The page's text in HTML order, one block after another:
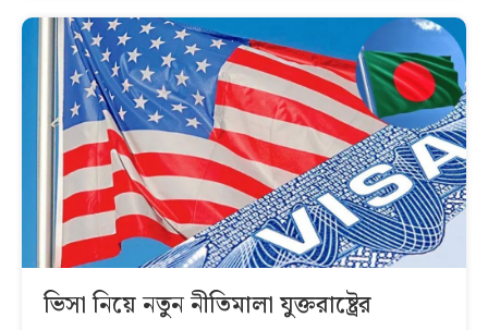
ভিসা নিয়ে নতুন নীতিমালা যুক্তরাষ্ট্রের